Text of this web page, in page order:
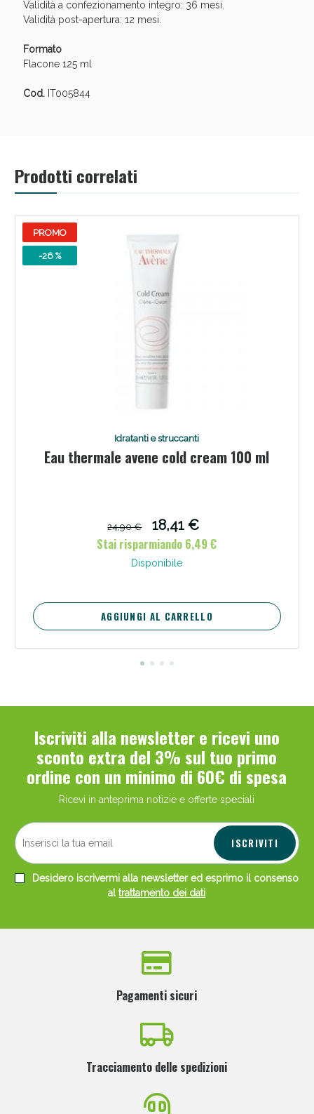
Validità a confezionamento integro: 36 mesi.
Validità post-apertura: 12 mesi.
Formato
Flacone 125 ml
Cod.IT005844
Prodotti correlati
PROMO
-26 %
Idratanti e struccanti
Eau thermale avene cold cream 100 ml
24,90 €
18,41 €
Stai risparmiando 6,49 €
Disponibile
AGGIUNGI AL CARRELLO
Iscriviti alla newsletter e ricevi uno
sconto extra del 3% sul tuo primo
ordine con un minimo di 60€ di spesa
Ricevi in anteprima notizie e offerte speciali
ISCRIVITI
Desidero iscrivermi alla newsletter ed esprimo il consenso
altrattamento dei dati
Pagamenti sicuri
Tracciamento delle spedizioni
Benessere Intestinale: Sconto fino al 55% valido